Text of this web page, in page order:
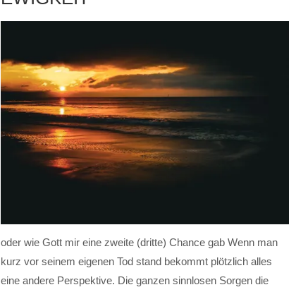
oder wie Gott mir eine zweite (dritte) Chance gab Wenn man
kurz vor seinem eigenen Tod stand bekommt plötzlich alles
eine andere Perspektive. Die ganzen sinnlosen Sorgen die